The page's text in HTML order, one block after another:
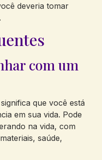
deveria tomar
com um
que você está
em sua vida. Pode
na vida, com
saúde,